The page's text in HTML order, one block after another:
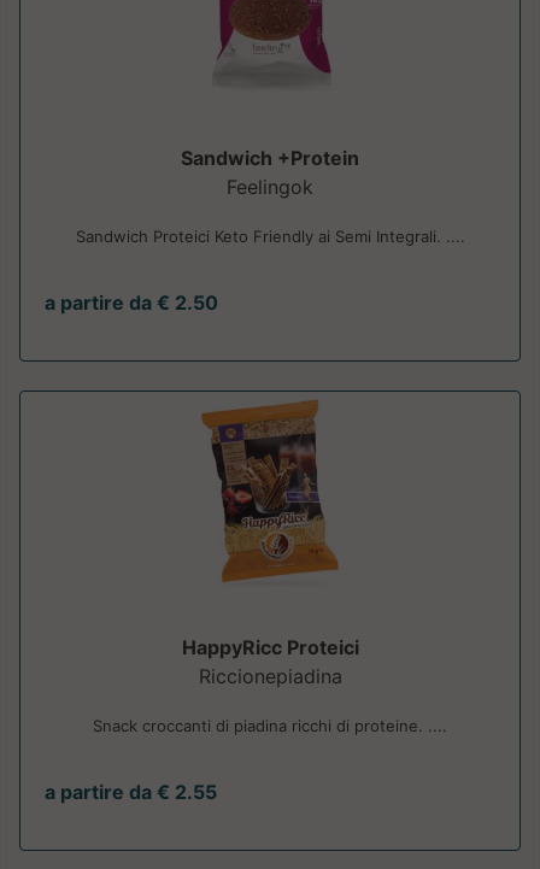
Sandwich +Protein
Feelingok
Sandwich Proteici Keto Friendly ai Semi Integrali. ....
a partire da € 2.50
HappyRicc Proteici
Riccionepiadina
Snack croccanti di piadina ricchi di proteine. ....
a partire da € 2.55